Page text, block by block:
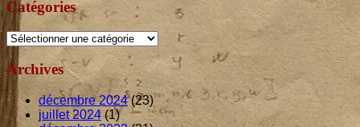
Catégories
Catégories
Archives
décembre 2024(23)
juillet 2024(1)